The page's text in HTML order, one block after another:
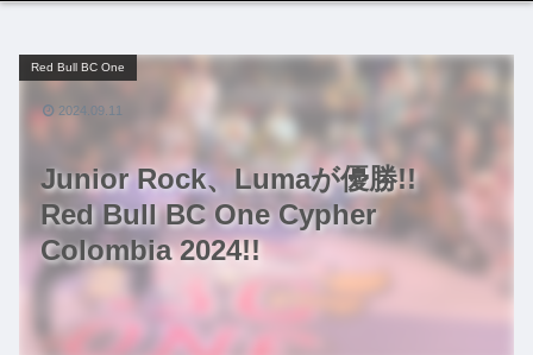
Junior Rock、Lumaが優勝!!
Red Bull BC One Cypher
Colombia 2024!!
Red Bull BC One
2024.09.11